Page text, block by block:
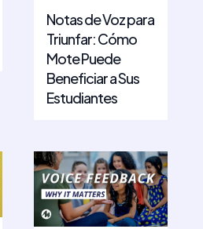
Notas de Voz para
Triunfar: Cómo
Mote Puede
Beneficiar a Sus
Estudiantes